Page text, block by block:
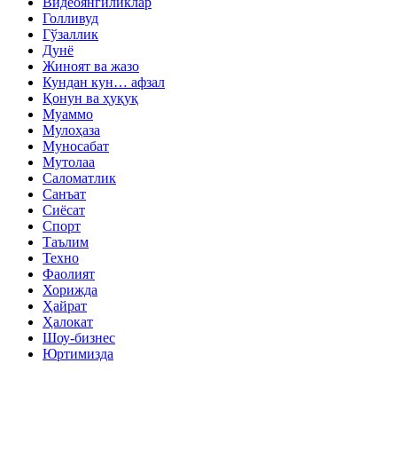
Голливуд
Гўзаллик
Дунё
Жиноят ва жазо
Кундан кун… афзал
Қонун ва ҳуқуқ
Муаммо
Мулоҳаза
Муносабат
Мутолаа
Саломатлик
Санъат
Сиёсат
Спорт
Таълим
Техно
Фаолият
Хорижда
Ҳайрат
Ҳалокат
Шоу-бизнес
Юртимизда